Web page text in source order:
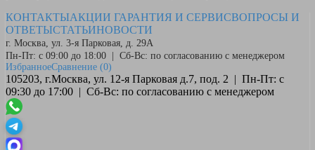
КОНТАКТЫАКЦИИ ГАРАНТИЯ И СЕРВИСВОПРОСЫ И
ОТВЕТЫСТАТЬИНОВОСТИ
г. Москва, ул. 3-я Парковая, д. 29А
Пн-Пт: с 09:00 до 18:00 | Сб-Вс: по согласованию с менеджером
ИзбранноеСравнение (0)
105203, г.Москва, ул. 12-я Парковая д.7, под. 2 | Пн-Пт: с
09:30 до 17:00 | Сб-Вс: по согласованию с менеджером